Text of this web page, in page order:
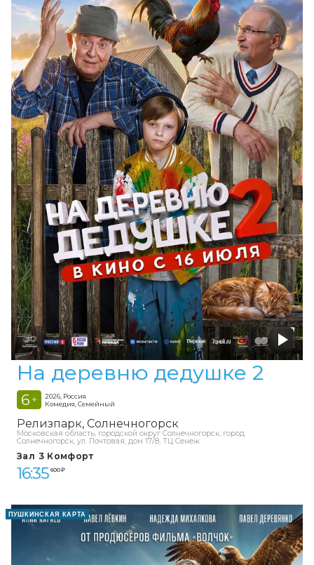
На деревню дедушке 2
6 +
2026, Россия
Комедия, Семейный
Релизпарк Солнечногорск
Московская область, городской округ Солнечногорск, город
Солнечногорск, ул. Почтовая, дом 17/8, ТЦ Сенеж
Зал 3 Комфорт
16:35 600 ₽
ПУШКИНСКАЯ КАРТА